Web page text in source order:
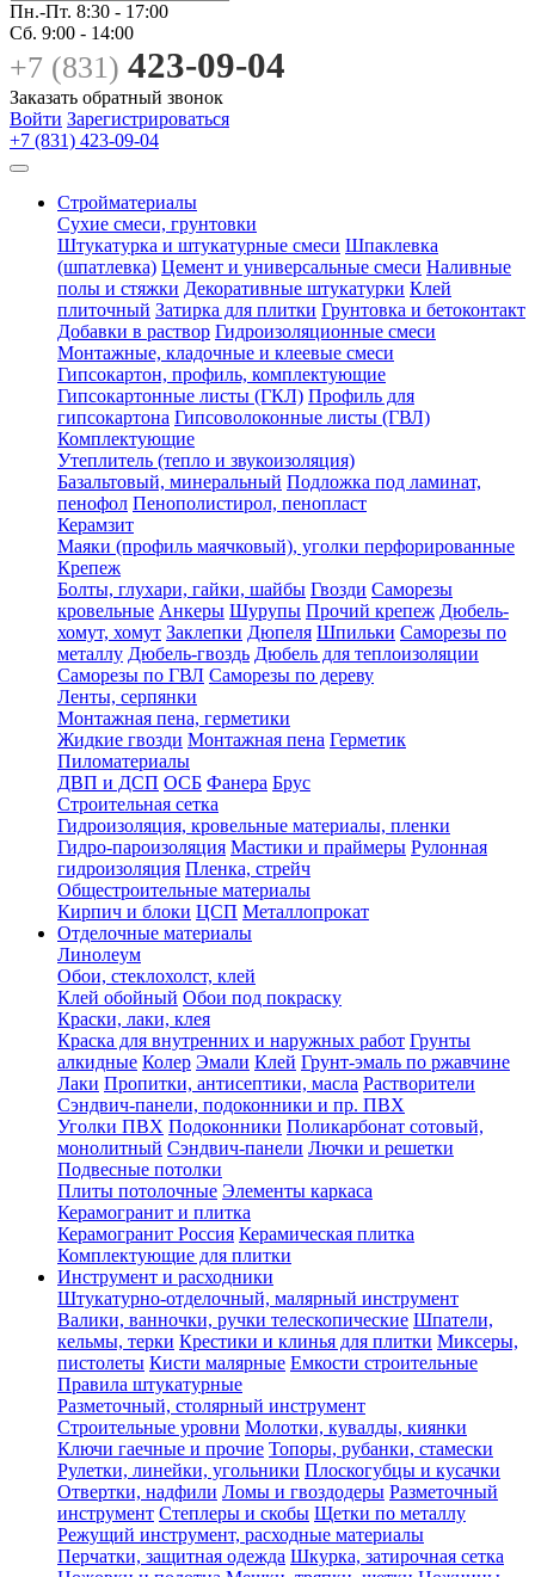
Пн.-Пт. 8:30 - 17:00
Сб. 9:00 - 14:00
+7 (831) 423-09-04
Заказать обратный звонок
Войти Зарегистрироваться
+7 (831) 423-09-04
Стройматериалы
Сухие смеси, грунтовки
Штукатурка и штукатурные смеси Шпаклевка
(шпатлевка) Цемент и универсальные смеси Наливные
полы и стяжки Декоративные штукатурки Клей
плиточный Затирка для плитки Грунтовка и бетоконтакт
Добавки в раствор Гидроизоляционные смеси
Монтажные, кладочные и клеевые смеси
Гипсокартон, профиль, комплектующие
Гипсокартонные листы (ГКЛ) Профиль для
гипсокартона Гипсоволоконные листы (ГВЛ)
Комплектующие
Утеплитель (тепло и звукоизоляция)
Базальтовый, минеральный Подложка под ламинат,
пенофол Пенополистирол, пенопласт
Керамзит
Маяки (профиль маячковый), уголки перфорированные
Крепеж
Болты, глухари, гайки, шайбы Гвозди Саморезы
кровельные Анкеры Шурупы Прочий крепеж Дюбель-
хомут, хомут Заклепки Дюпеля Шпильки Саморезы по
металлу Дюбель-гвоздь Дюбель для теплоизоляции
Саморезы по ГВЛ Саморезы по дереву
Ленты, серпянки
Монтажная пена, герметики
Жидкие гвозди Монтажная пена Герметик
Пиломатериалы
ДВП и ДСП ОСБ Фанера Брус
Строительная сетка
Гидроизоляция, кровельные материалы, пленки
Гидро-пароизоляция Мастики и праймеры Рулонная
гидроизоляция Пленка, стрейч
Общестроительные материалы
Кирпич и блоки ЦСП Металлопрокат
Отделочные материалы
Линолеум
Обои, стеклохолст, клей
Клей обойный Обои под покраску
Краски, лаки, клея
Краска для внутренних и наружных работ Грунты
алкидные Колер Эмали Клей Грунт-эмаль по ржавчине
Лаки Пропитки, антисептики, масла Растворители
Сэндвич-панели, подоконники и пр. ПВХ
Уголки ПВХ Подоконники Поликарбонат сотовый,
монолитный Сэндвич-панели Лючки и решетки
Подвесные потолки
Плиты потолочные Элементы каркаса
Керамогранит и плитка
Керамогранит Россия Керамическая плитка
Комплектующие для плитки
Инструмент и расходники
Штукатурно-отделочный, малярный инструмент
Валики, ванночки, ручки телескопические Шпатели,
кельмы, терки Крестики и клинья для плитки Миксеры,
пистолеты Кисти малярные Емкости строительные
Правила штукатурные
Разметочный, столярный инструмент
Строительные уровни Молотки, кувалды, киянки
Ключи гаечные и прочие Топоры, рубанки, стамески
Рулетки, линейки, угольники Плоскогубцы и кусачки
Отвертки, надфили Ломы и гвоздодеры Разметочный
инструмент Степлеры и скобы Щетки по металлу
Режущий инструмент, расходные материалы
Перчатки, защитная одежда Шкурка, затирочная сетка